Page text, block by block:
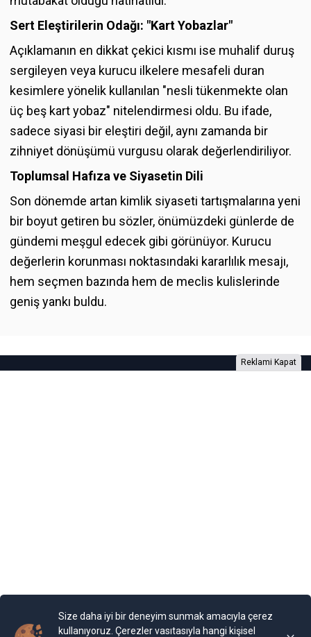
Sert Eleştirilerin Odağı: "Kart Yobazlar"
Açıklamanın en dikkat çekici kısmı ise muhalif duruş
sergileyen veya kurucu ilkelere mesafeli duran
kesimlere yönelik kullanılan "nesli tükenmekte olan
üç beş kart yobaz" nitelendirmesi oldu. Bu ifade,
sadece siyasi bir eleştiri değil, aynı zamanda bir
zihniyet dönüşümü vurgusu olarak değerlendiriliyor.
Toplumsal Hafıza ve Siyasetin Dili
Son dönemde artan kimlik siyaseti tartışmalarına yeni
bir boyut getiren bu sözler, önümüzdeki günlerde de
gündemi meşgul edecek gibi görünüyor. Kurucu
değerlerin korunması noktasındaki kararlılık mesajı,
hem seçmen bazında hem de meclis kulislerinde
geniş yankı buldu.
Reklami Kapat
sunulmaktadır. Burada yer alan yorum ve tavsiyeler ise genel niteliktedir. Bu
Bu nedenle, sadece burada yer alan bilgilere dayanılarak yatırım kararı
verilmesi beklentilerinize uygun sonuçlar doğurmayabilir.
Size daha iyi bir deneyim sunmak amacıyla çerez
kullanıyoruz. Çerezler vasıtasıyla hangi kişisel